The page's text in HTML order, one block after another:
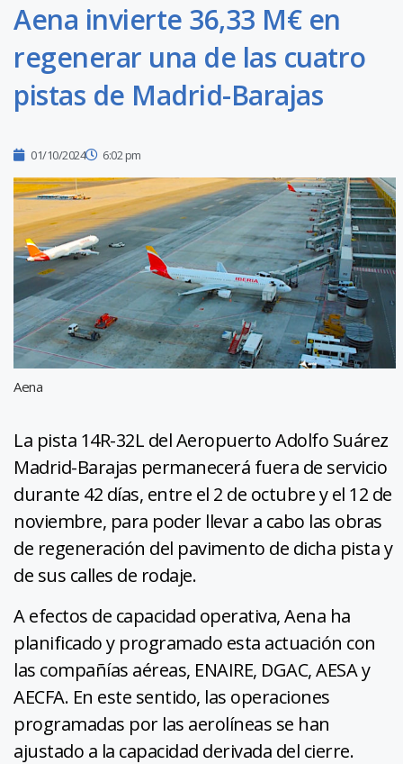
Aena invierte 36,33 M€ en
regenerar una de las cuatro
pistas de Madrid-Barajas
01/10/2024 6:02 pm
Aena
La pista 14R-32L del Aeropuerto Adolfo Suárez
Madrid-Barajas permanecerá fuera de servicio
durante 42 días, entre el 2 de octubre y el 12 de
noviembre, para poder llevar a cabo las obras
de regeneración del pavimento de dicha pista y
de sus calles de rodaje.
A efectos de capacidad operativa, Aena ha
planificado y programado esta actuación con
las compañías aéreas, ENAIRE, DGAC, AESA y
AECFA. En este sentido, las operaciones
programadas por las aerolíneas se han
ajustado a la capacidad derivada del cierre.